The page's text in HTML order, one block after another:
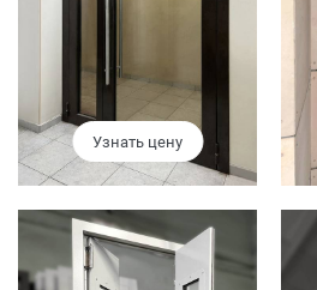
О компании
Новости
Контакты
Москва
Доставка по
dpm@stal-
Узнать цену